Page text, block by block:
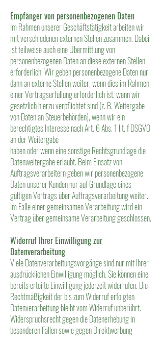
Empfänger von personenbezogenen Daten
Im Rahmen unserer Geschäftstätigkeit arbeiten wir
mit verschiedenen externen Stellen zusammen. Dabei
ist teilweise auch eine Übermittlung von
personenbezogenen Daten an diese externen Stellen
erforderlich. Wir geben personenbezogene Daten nur
dann an externe Stellen weiter, wenn dies im Rahmen
einer Vertragserfüllung erforderlich ist, wenn wir
gesetzlich hierzu verpflichtet sind (z. B. Weitergabe
von Daten an Steuerbehörden), wenn wir ein
berechtigtes Interesse nach Art. 6 Abs. 1 lit. f DSGVO
an der Weitergabe
haben oder wenn eine sonstige Rechtsgrundlage die
Datenweitergabe erlaubt. Beim Einsatz von
Auftragsverarbeitern geben wir personenbezogene
Daten unserer Kunden nur auf Grundlage eines
gültigen Vertrags über Auftragsverarbeitung weiter.
Im Falle einer gemeinsamen Verarbeitung wird ein
Vertrag über gemeinsame Verarbeitung geschlossen.
Widerruf Ihrer Einwilligung zur
Datenverarbeitung
Viele Datenverarbeitungsvorgänge sind nur mit Ihrer
ausdrücklichen Einwilligung möglich. Sie können eine
bereits erteilte Einwilligung jederzeit widerrufen. Die
Rechtmäßigkeit der bis zum Widerruf erfolgten
Datenverarbeitung bleibt vom Widerruf unberührt.
Widerspruchsrecht gegen die Datenerhebung in
besonderen Fällen sowie gegen Direktwerbung